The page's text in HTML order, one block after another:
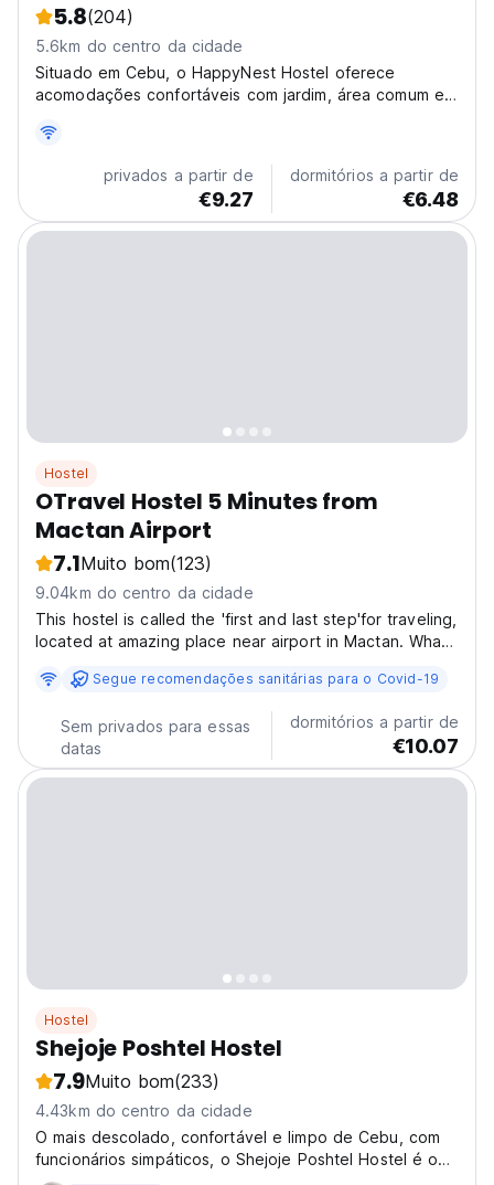
5.8(204)
5.6km do centro da cidade
Situado em Cebu, o HappyNest Hostel oferece
acomodações confortáveis ​​com jardim, área comum e
privados a partir de
€9.27
dormitórios a partir de
€6.48
Hostel
OTravel Hostel 5 Minutes from
Mactan Airport
7.1Muito bom(123)
9.04km do centro da cidade
This hostel is called the 'first and last step'for traveling,
located at amazing place near airport in Mactan. What
it's own curtains that would make every guest has
privacy and more comfortable, each...
Segue recomendações sanitárias para o Covid-19
Sem privados para essas
datas
dormitórios a partir de
€10.07
Hostel
Shejoje Poshtel Hostel
7.9Muito bom(233)
4.43km do centro da cidade
O mais descolado, confortável e limpo de Cebu, com
funcionários simpáticos, o Shejoje Poshtel Hostel é o
primeiro desse tipo, um albergue cápsula a abrir na